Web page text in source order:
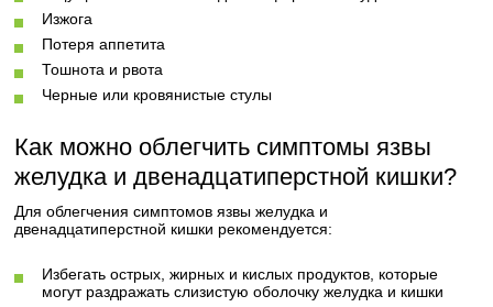
Изжога
Потеря аппетита
Тошнота и рвота
Черные или кровянистые стулы
Как можно облегчить симптомы язвы
желудка и двенадцатиперстной кишки?
Для облегчения симптомов язвы желудка и
двенадцатиперстной кишки рекомендуется:
Избегать острых, жирных и кислых продуктов, которые
могут раздражать слизистую оболочку желудка и кишки